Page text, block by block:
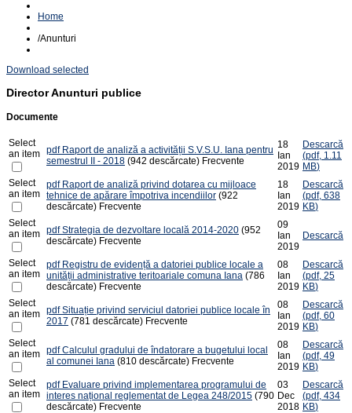
Home
/Anunturi
Download selected
DirectorAnunturi publice
Documente
Select
an item pdf Raport de analiză a activității S.V.S.U. Iana pentru
semestrul II - 2018 (942 descărcate) Frecvente
18
Ian
2019
Descarcă
(pdf, 1.11
MB)
Select
an item
pdf Raport de analiză privind dotarea cu mijloace
tehnice de apărare împotriva incendiilor (922
descărcate) Frecvente
18
Ian
2019
Descarcă
(pdf, 638
KB)
Select
an item pdf Strategia de dezvoltare locală 2014-2020 (952
descărcate) Frecvente
09
Ian
2019
Descarcă
Select
an item
pdf Registru de evidență a datoriei publice locale a
unității administrative teritoariale comuna Iana (786
descărcate) Frecvente
08
Ian
2019
Descarcă
(pdf, 25
KB)
Select
an item pdf Situație privind serviciul datoriei publice locale în
2017 (781 descărcate) Frecvente
08
Ian
2019
Descarcă
(pdf, 60
KB)
Select
an item pdf Calculul gradului de îndatorare a bugetului local
al comunei Iana (810 descărcate) Frecvente
08
Ian
2019
Descarcă
(pdf, 49
KB)
Select
an item
pdf Evaluare privind implementarea programului de
interes național reglementat de Legea 248/2015 (790
descărcate) Frecvente
03
Dec
2018
Descarcă
(pdf, 434
KB)